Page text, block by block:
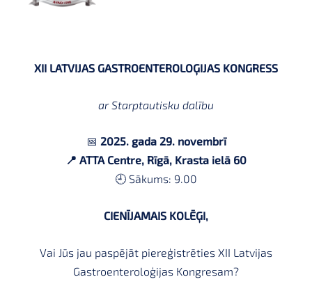
XII LATVIJAS GASTROENTEROLOĢIJAS KONGRESS
ar Starptautisku dalību
📅 2025. gada 29. novembrī
📍 ATTA Centre, Rīgā, Krasta ielā 60
🕘 Sākums: 9.00
CIENĪJAMAIS KOLĒĢI,
Vai Jūs jau paspējāt piereģistrēties XII Latvijas
Gastroenteroloģijas Kongresam?